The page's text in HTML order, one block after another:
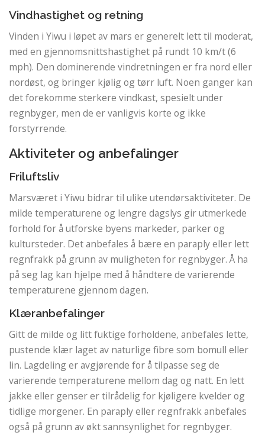
Vindhastighet og retning
Vinden i Yiwu i løpet av mars er generelt lett til moderat,
med en gjennomsnittshastighet på rundt 10 km/t (6
mph). Den dominerende vindretningen er fra nord eller
nordøst, og bringer kjølig og tørr luft. Noen ganger kan
det forekomme sterkere vindkast, spesielt under
regnbyger, men de er vanligvis korte og ikke
forstyrrende.
Aktiviteter og anbefalinger
Friluftsliv
Marsværet i Yiwu bidrar til ulike utendørsaktiviteter. De
milde temperaturene og lengre dagslys gir utmerkede
forhold for å utforske byens markeder, parker og
kultursteder. Det anbefales å bære en paraply eller lett
regnfrakk på grunn av muligheten for regnbyger. Å ha
på seg lag kan hjelpe med å håndtere de varierende
temperaturene gjennom dagen.
Klæranbefalinger
Gitt de milde og litt fuktige forholdene, anbefales lette,
pustende klær laget av naturlige fibre som bomull eller
lin. Lagdeling er avgjørende for å tilpasse seg de
varierende temperaturene mellom dag og natt. En lett
jakke eller genser er tilrådelig for kjøligere kvelder og
tidlige morgener. En paraply eller regnfrakk anbefales
også på grunn av økt sannsynlighet for regnbyger.